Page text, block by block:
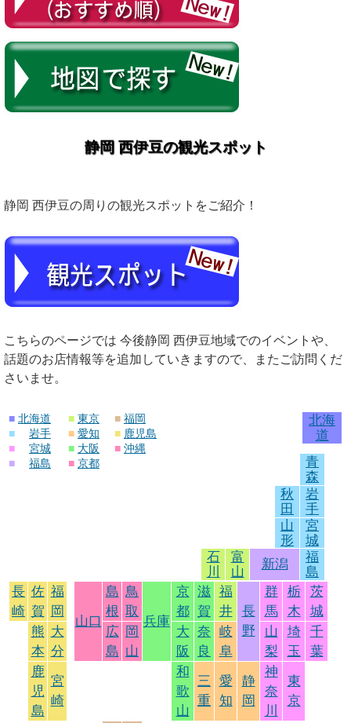
静岡 西伊豆の観光スポット
静岡 西伊豆の周りの観光スポットをご紹介！
こちらのページでは 今後静岡 西伊豆地域でのイベントや、
話題のお店情報等を追加していきますので、またご訪問くだ
さいませ。
■ 北海道
■
岩手
■
宮城
■
福島
■ 東京
■ 愛知
■ 大阪
■ 京都
■ 福岡
■ 鹿児島
■ 沖縄
北海
道
青
森
秋
田
岩
手
山
形
宮
城
石
川
富
山
新潟
福
島
長
崎
佐
賀
福
岡
山口
島
根
鳥
取
兵庫
京
都
滋
賀
福
井
長
野
群
馬
栃
木
茨
城
熊
本
大
分
広
島
岡
山
大
阪
奈
良
岐
阜
山
梨
埼
玉
千
葉
鹿
児
島
宮
崎
和
歌
山
三
重
愛
知
静
岡
神
奈
川
東
京